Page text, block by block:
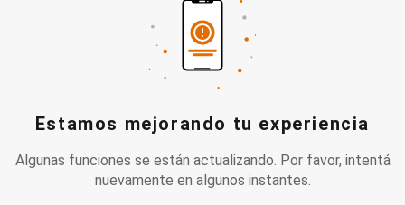
Estamos mejorando tu experiencia
Algunas funciones se están actualizando. Por favor, intentá
nuevamente en algunos instantes.